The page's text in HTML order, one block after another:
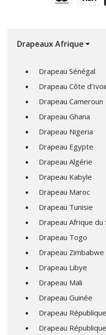
Drapeaux Afrique
Drapeau Sénégal
Drapeau Côte
Drapeau Cameroun
Drapeau Ghana
Drapeau Nigeria
Drapeau Egypte
Drapeau Algérie
Drapeau Kabyle
Drapeau Maroc
Drapeau Tunisie
Drapeau Afrique du
Drapeau Togo
Drapeau Zimbabwe
Drapeau Libye
Drapeau Mali
Drapeau Guinée
Drapeau
Drapeau